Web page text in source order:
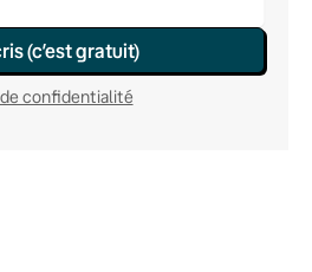
(c’est gratuit)
confidentialité